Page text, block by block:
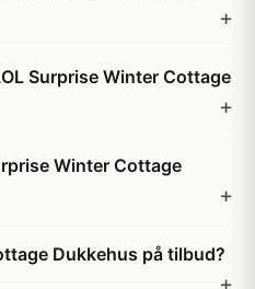
Surprise Winter Cottage
Winter Cottage
Dukkehus på tilbud?